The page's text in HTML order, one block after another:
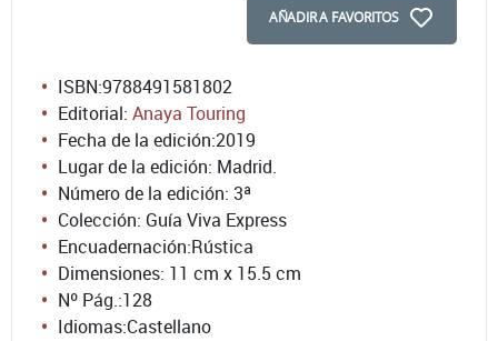
AÑADIR A FAVORITOS
ISBN:9788491581802
Editorial: Anaya Touring
Fecha de la edición:2019
Lugar de la edición: Madrid.
Número de la edición: 3ª
Colección: Guía Viva Express
Encuadernación:Rústica
Dimensiones: 11 cm x 15.5 cm
Nº Pág.:128
Idiomas:Castellano